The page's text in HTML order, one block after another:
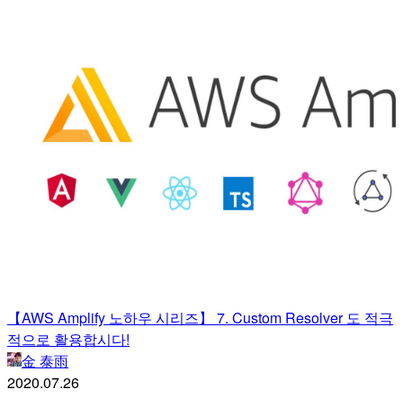
【AWS Amplify 노하우 시리즈】 7. Custom Resolver 도 적극
적으로 활용합시다!
金 泰雨
2020.07.26